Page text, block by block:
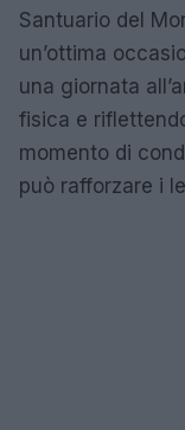
Santuario del
un’ottima
una giornata
fisica e
momento di
può rafforzare i